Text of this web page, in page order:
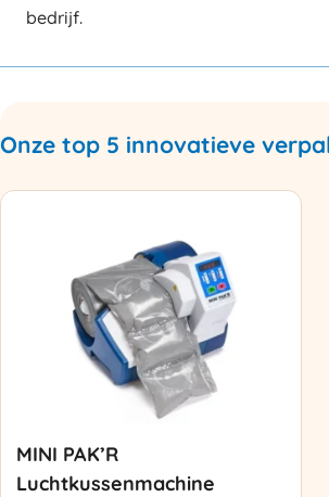
bedrijf.
Onze top 5 innovatieve
MINI PAK’R
Luchtkussenmachine